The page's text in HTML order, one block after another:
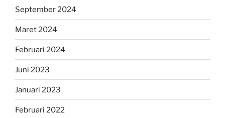
September 2024
Maret 2024
Februari 2024
Juni 2023
Januari 2023
Februari 2022